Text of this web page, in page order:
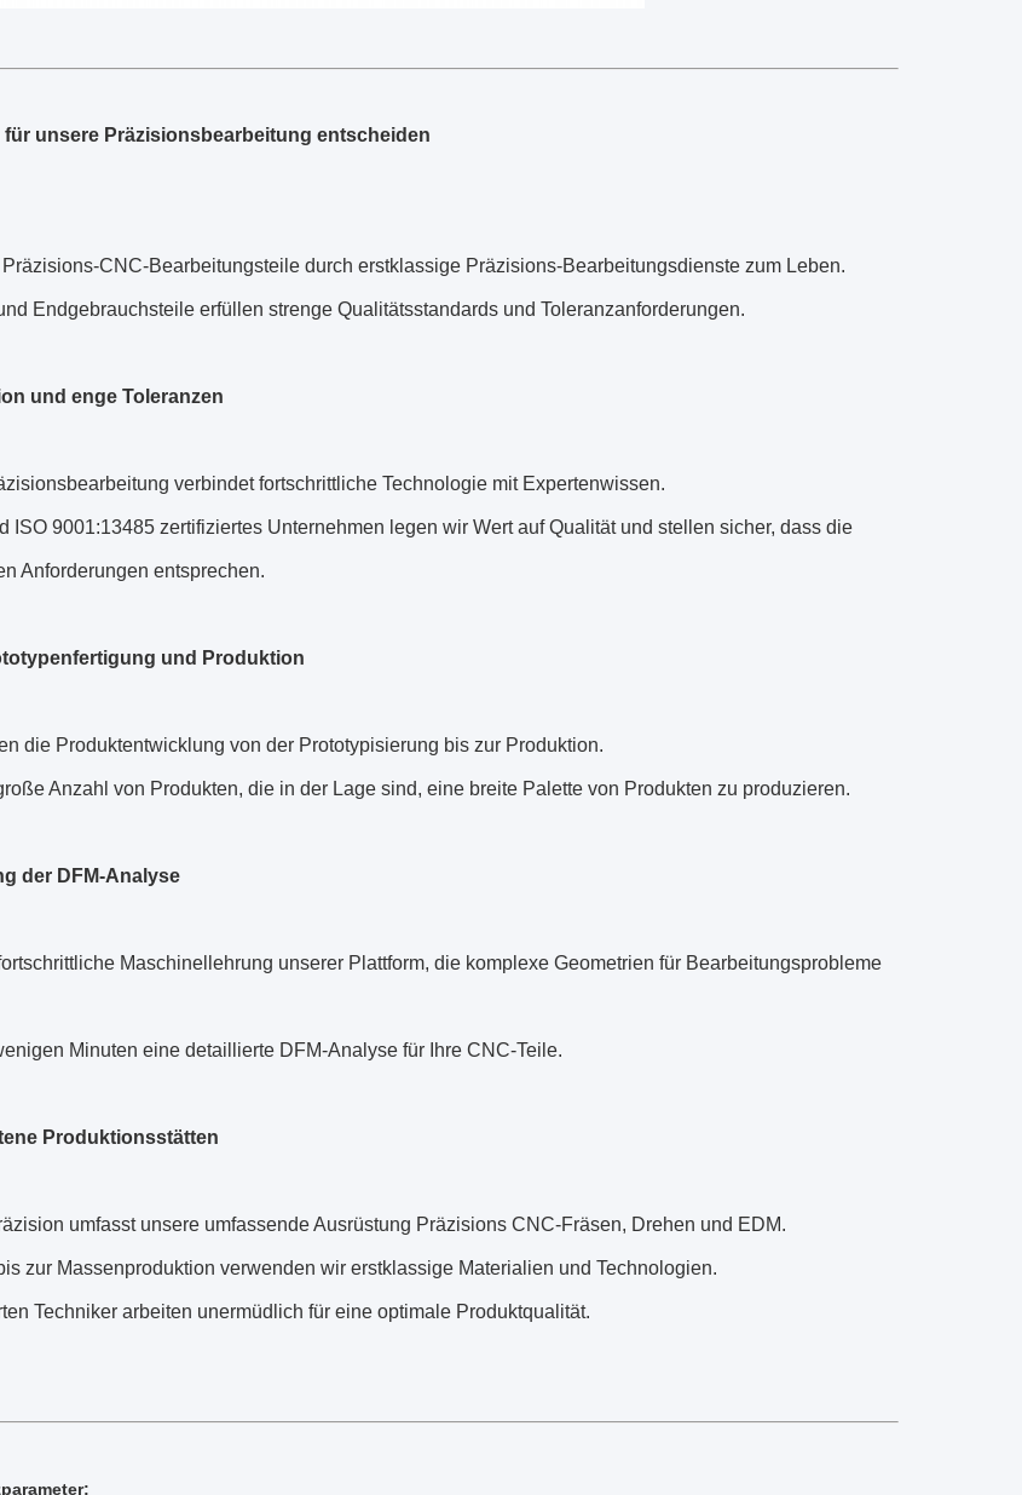
für unsere Präzisionsbearbeitung entscheiden
CNC-Bearbeitungsteile durch erstklassige Präzisions-Bearbeitungsdienste zum Leben.
Endgebrauchsteile erfüllen strenge Qualitätsstandards und Toleranzanforderungen.
und enge Toleranzen
verbindet fortschrittliche Technologie mit Expertenwissen.
ISO 9001:13485 zertifiziertes Unternehmen legen wir Wert auf Qualität und stellen sicher, dass die
Anforderungen entsprechen.
und Produktion
die Produktentwicklung von der Prototypisierung bis zur Produktion.
Anzahl von Produkten, die in der Lage sind, eine breite Palette von Produkten zu produzieren.
der DFM-Analyse
Maschinellehrung unserer Plattform, die komplexe Geometrien für Bearbeitungsprobleme
Minuten eine detaillierte DFM-Analyse für Ihre CNC-Teile.
Produktionsstätten
umfasst unsere umfassende Ausrüstung Präzisions CNC-Fräsen, Drehen und EDM.
zur Massenproduktion verwenden wir erstklassige Materialien und Technologien.
Techniker arbeiten unermüdlich für eine optimale Produktqualität.